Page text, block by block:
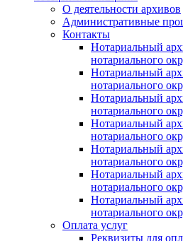
О деятельности архивов
Административные
Контакты
Нотариальный
нотариального
Нотариальный
нотариального
Нотариальный
нотариального
Нотариальный
нотариального
Нотариальный
нотариального
Нотариальный
нотариального
Нотариальный
нотариального
Оплата услуг
Реквизиты для